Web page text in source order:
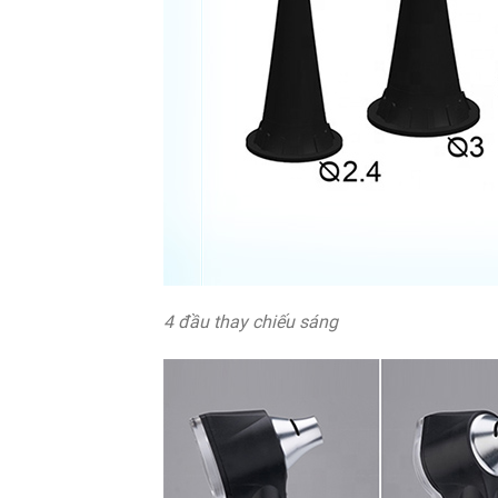
4 đầu thay chiếu sáng